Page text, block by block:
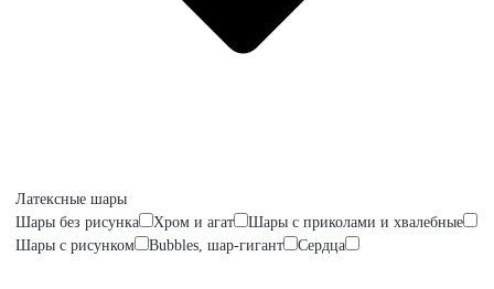
Латексные шары
Шары без рисунка
Хром и агат
Шары с приколами и хвалебные
Шары с рисунком
Bubbles, шар-гигант Сердца